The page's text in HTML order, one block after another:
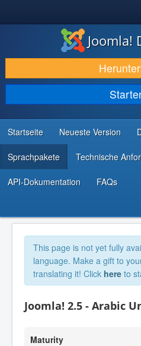
DOWNLOAD & ERWEITERN
ENTDECKEN & LERNEN
COMMUNITY & SUPPORT
RESSOURCEN FÜR ENTWICKLER
Joomla!
Startseite Neueste Version
Sprachpakete Technische
API-Dokumentation FAQs
This page is not yet fully
language. Make a gift to
translating it! Click here to
Joomla! 2.5 - Arabic
Maturity